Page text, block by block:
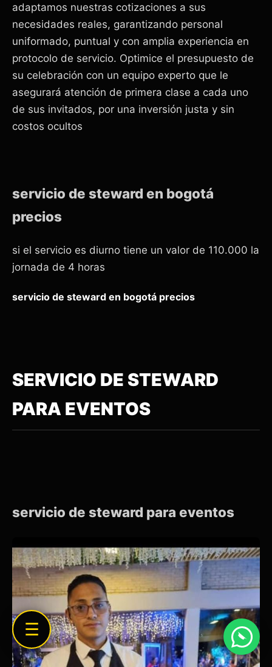
☰
adaptamos nuestras cotizaciones a sus
necesidades reales, garantizando personal
uniformado, puntual y con amplia experiencia en
protocolo de servicio. Optimice el presupuesto de
su celebración con un equipo experto que le
asegurará atención de primera clase a cada uno
de sus invitados, por una inversión justa y sin
costos ocultos
servicio de steward en bogotá
precios
si el servicio es diurno tiene un valor de 110.000 la
jornada de 4 horas
servicio de steward en bogotá precios
SERVICIO DE STEWARD
PARA EVENTOS
servicio de steward para eventos